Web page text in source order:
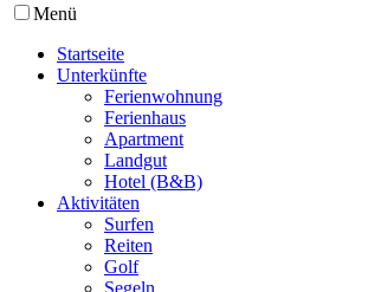
Menü
Startseite
Unterkünfte
Ferienwohnung
Ferienhaus
Apartment
Landgut
Hotel (B&B)
Aktivitäten
Surfen
Reiten
Golf
Segeln